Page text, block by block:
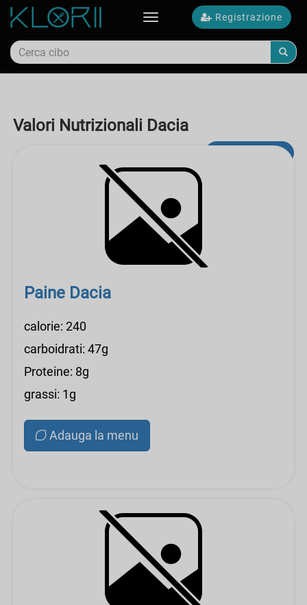
Registrazione
Toggle
Valori Nutrizionali Dacia
Paine Dacia
calorie: 240
carboidrati: 47g
Proteine: 8g
grassi: 1g
Adauga la menu